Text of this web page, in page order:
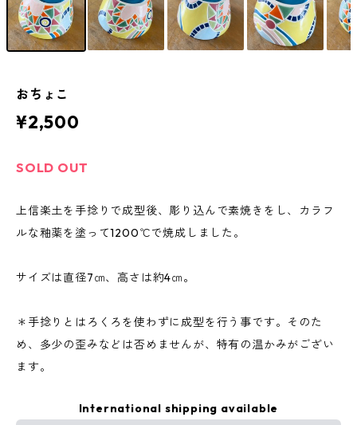
おちょこ
¥2,500
SOLD OUT
上信楽土を手捻りで成型後、彫り込んで素焼きをし、カラフ
ルな釉薬を塗って1200℃で焼成しました。
サイズは直径7㎝、高さは約4㎝。
＊手捻りとはろくろを使わずに成型を行う事です。そのた
め、多少の歪みなどは否めませんが、特有の温かみがござい
ます。
International shipping available